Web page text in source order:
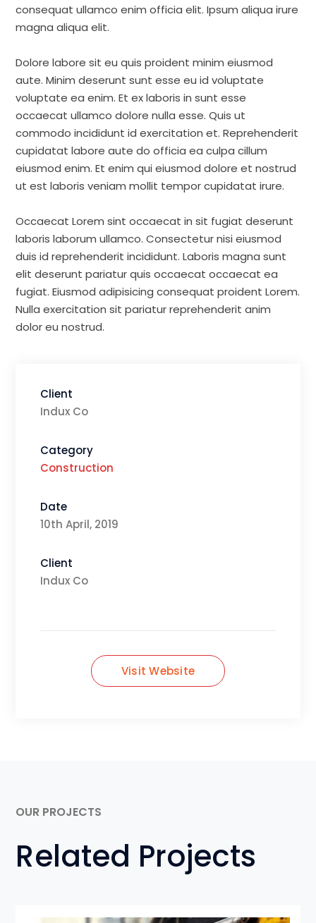
consequat ullamco enim officia elit. Ipsum aliqua irure
magna aliqua elit.
Dolore labore sit eu quis proident minim eiusmod
aute. Minim deserunt sunt esse eu id voluptate
voluptate ea enim. Et ex laboris in sunt esse
occaecat ullamco dolore nulla esse. Quis ut
commodo incididunt id exercitation et. Reprehenderit
cupidatat labore aute do officia ea culpa cillum
eiusmod enim. Et enim qui eiusmod dolore et nostrud
ut est laboris veniam mollit tempor cupidatat irure.
Occaecat Lorem sint occaecat in sit fugiat deserunt
laboris laborum ullamco. Consectetur nisi eiusmod
duis id reprehenderit incididunt. Laboris magna sunt
elit deserunt pariatur quis occaecat occaecat ea
fugiat. Eiusmod adipisicing consequat proident Lorem.
Nulla exercitation sit pariatur reprehenderit anim
dolor eu nostrud.
Client
Indux Co
Category
Construction
Date
10th April, 2019
Client
Indux Co
Visit Website
OUR PROJECTS
Related Projects